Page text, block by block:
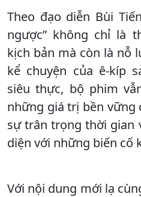
Theo đạo diễn Bùi
ngược” không chỉ là
kịch bản mà còn là nỗ
kể chuyện của ê-kíp
siêu thực, bộ phim
những giá trị bền vững
sự trân trọng thời gian
diện với những biến cố
Với nội dung mới lạ